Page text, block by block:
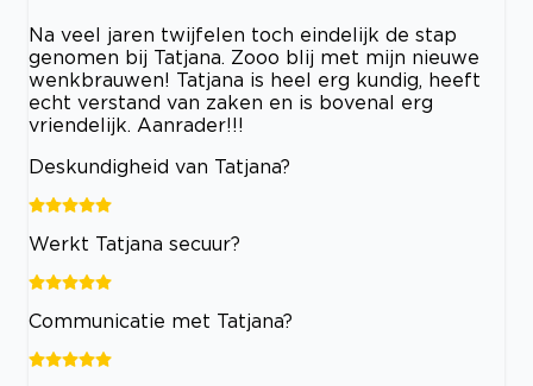
Na veel jaren twijfelen toch eindelijk de stap
genomen bij Tatjana. Zooo blij met mijn nieuwe
wenkbrauwen! Tatjana is heel erg kundig, heeft
echt verstand van zaken en is bovenal erg
vriendelijk. Aanrader!!!
Deskundigheid van Tatjana?
Werkt Tatjana secuur?
Communicatie met Tatjana?